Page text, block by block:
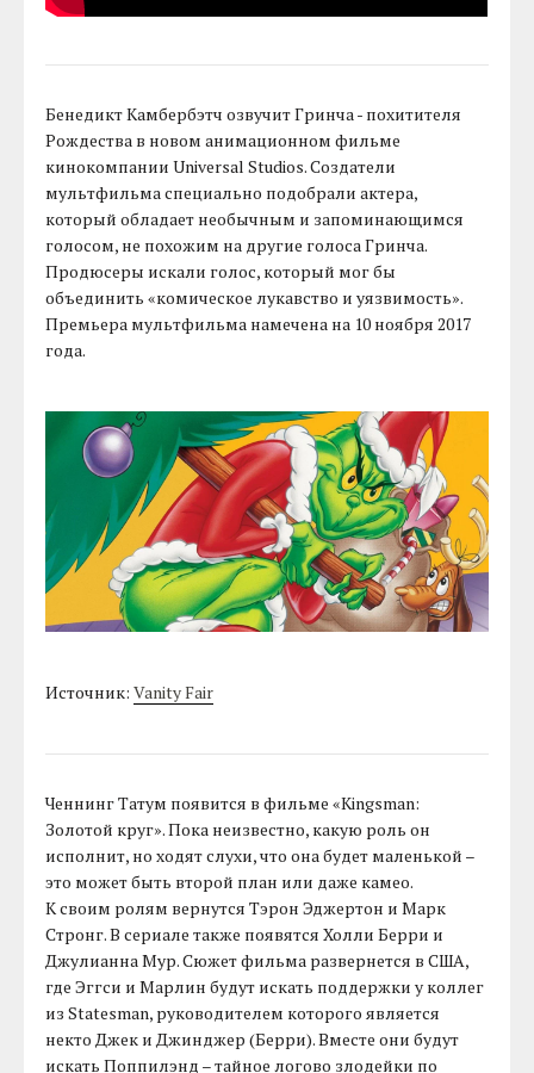
Бенедикт Камбербэтч озвучит Гринча - похитителя
Рождества в новом анимационном фильме
кинокомпании Universal Studios. Создатели
мультфильма специально подобрали актера,
который обладает необычным и запоминающимся
голосом, не похожим на другие голоса Гринча.
Продюсеры искали голос, который мог бы
объединить «комическое лукавство и уязвимость».
Премьера мультфильма намечена на 10 ноября 2017
года.
Источник:Vanity Fair
Ченнинг Татум появится в фильме «Kingsman:
Золотой круг». Пока неизвестно, какую роль он
исполнит, но ходят слухи, что она будет маленькой –
это может быть второй план или даже камео.
К своим ролям вернутся Тэрон Эджертон и Марк
Стронг. В сериале также появятся Холли Берри и
Джулианна Мур. Сюжет фильма развернется в США,
где Эггси и Марлин будут искать поддержки у коллег
из Statesman, руководителем которого является
некто Джек и Джинджер (Берри). Вместе они будут
искать Поппилэнд – тайное логово злодейки по